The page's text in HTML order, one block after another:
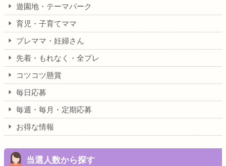
遊園地・テーマパーク
育児・子育てママ
プレママ・妊婦さん
先着・もれなく・全プレ
コツコツ懸賞
毎日応募
毎週・毎月・定期応募
お得な情報
当選人数から探す